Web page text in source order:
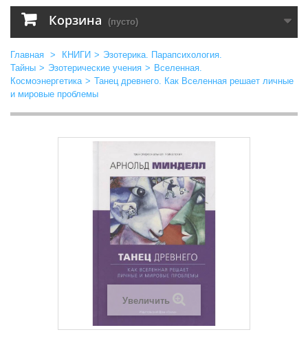
Корзина (пусто)
Главная > КНИГИ > Эзотерика. Парапсихология.
Тайны > Эзотерические учения > Вселенная.
Космоэнергетика > Танец древнего. Как Вселенная решает личные
и мировые проблемы
Увеличить